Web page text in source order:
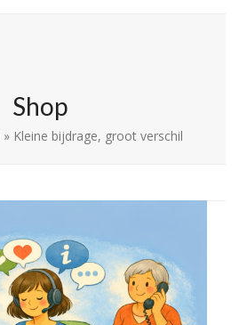
Shop
» Kleine bijdrage, groot verschil